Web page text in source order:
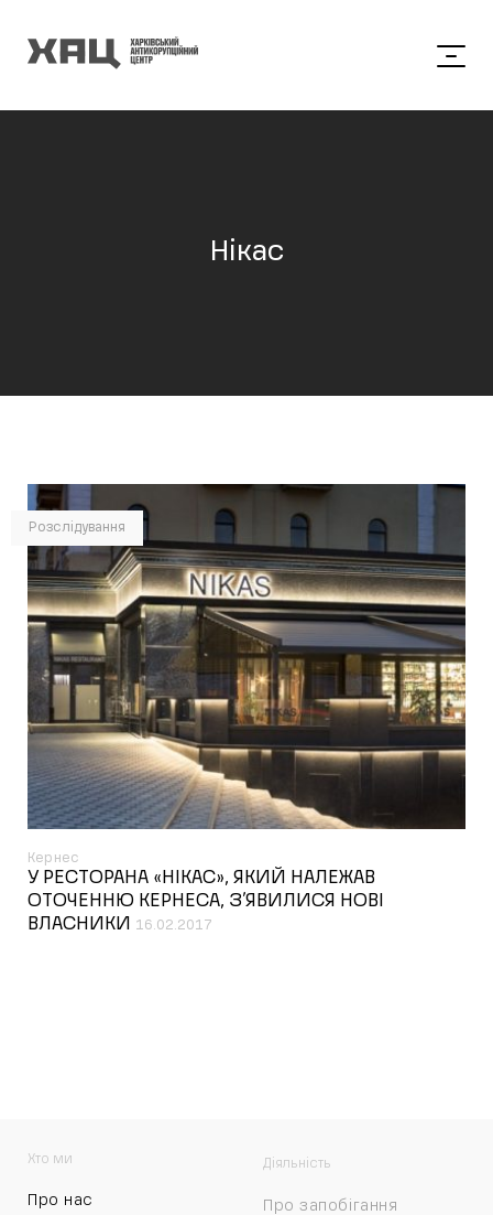
Нікас
Розслідування
Кернес
У РЕСТОРАНА «НІКАС», ЯКИЙ НАЛЕЖАВ
ОТОЧЕННЮ КЕРНЕСА, З’ЯВИЛИСЯ НОВІ
ВЛАСНИКИ
16.02.2017
Хто ми
Про нас
Діяльність
Про запобігання